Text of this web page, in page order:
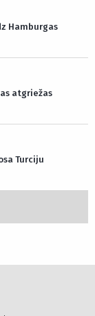
Hamburgas
atgriežas
Turciju